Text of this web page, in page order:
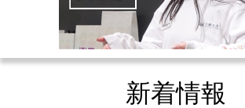
新着情報